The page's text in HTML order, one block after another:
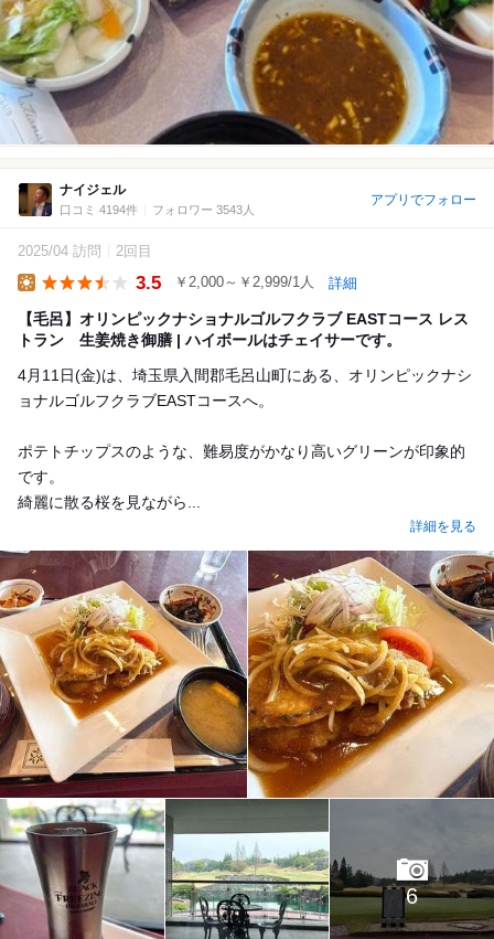
ナイジェル
口コミ 4194件 フォロワー 3543人
アプリでフォロー
2025/04 訪問 2回目
3.5 ￥2,000～￥2,999/1人 詳細
【毛呂】オリンピックナショナルゴルフクラブ EASTコース レス
トラン 生姜焼き御膳 | ハイボールはチェイサーです。
4月11日(金)は、埼玉県入間郡毛呂山町にある、オリンピックナシ
ョナルゴルフクラブEASTコースへ。
ポテトチップスのような、難易度がかなり高いグリーンが印象的
です。
綺麗に散る桜を見ながら...
詳細を見る
6